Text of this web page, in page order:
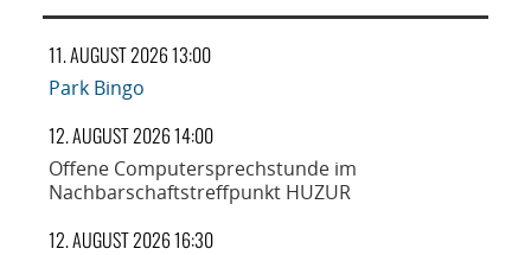
11. AUGUST 2026 13:00
Park Bingo
12. AUGUST 2026 14:00
Offene Computersprechstunde im
Nachbarschaftstreffpunkt HUZUR
12. AUGUST 2026 16:30